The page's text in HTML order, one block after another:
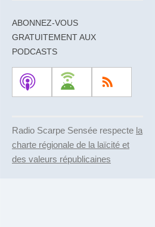
ABONNEZ-VOUS
GRATUITEMENT AUX
PODCASTS
Radio Scarpe Sensée respecte la
charte régionale de la laïcité et
des valeurs républicaines